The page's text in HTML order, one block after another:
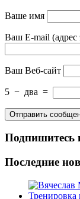
Ваше имя
Ваш E-mail (адрес
Ваш Веб-сайт
5 − два =
Подпишитесь
Последние